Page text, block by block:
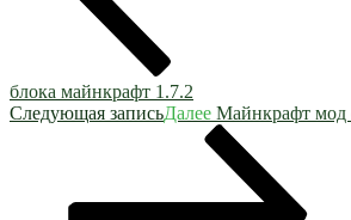
блока майнкрафт 1.7.2
Следующая записьДалее Майнкрафт мод